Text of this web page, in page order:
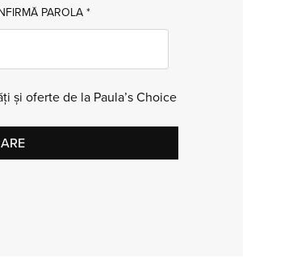
PAROLA *
și oferte de la Paula’s Choice